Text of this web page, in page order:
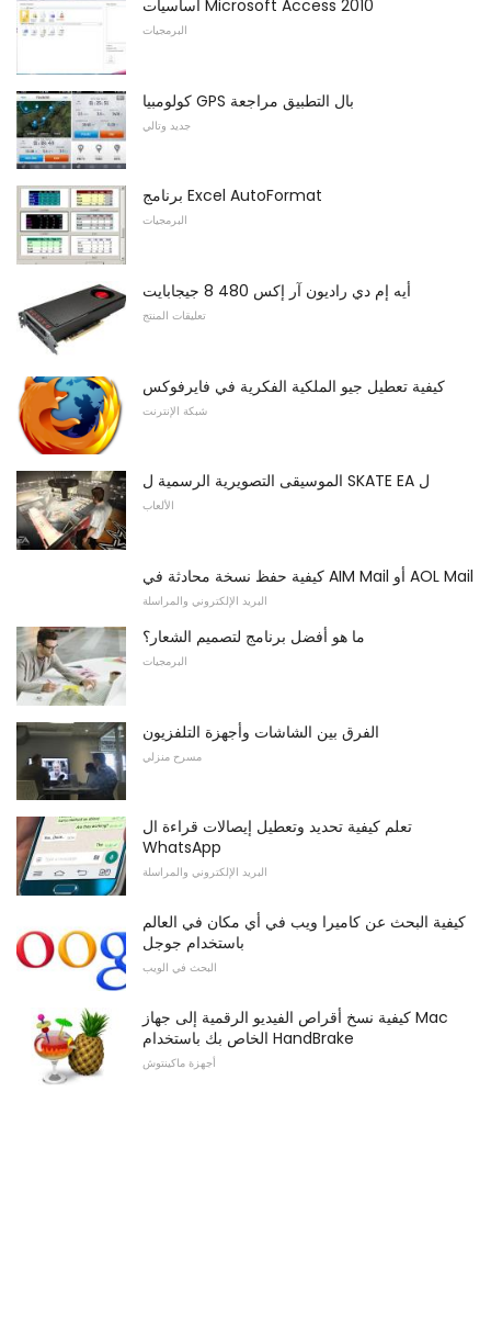
أساسيات Microsoft Access 2010
البرمجيات
كولومبيا GPS بال التطبيق مراجعة
جديد وتالي
برنامج Excel AutoFormat
البرمجيات
أيه إم دي راديون آر إكس 480 8 جيجابايت
تعليقات المنتج
كيفية تعطيل جيو الملكية الفكرية في فايرفوكس
شبكة الإنترنت
الموسيقى التصويرية الرسمية ل SKATE EA ل
الألعاب
كيفية حفظ نسخة محادثة في AIM Mail أو AOL Mail
البريد الإلكتروني والمراسلة
ما هو أفضل برنامج لتصميم الشعار؟
البرمجيات
الفرق بين الشاشات وأجهزة التلفزيون
مسرح منزلي
تعلم كيفية تحديد وتعطيل إيصالات قراءة ال
WhatsApp
البريد الإلكتروني والمراسلة
كيفية البحث عن كاميرا ويب في أي مكان في العالم
باستخدام جوجل
البحث في الويب
كيفية نسخ أقراص الفيديو الرقمية إلى جهاز Mac
الخاص بك باستخدام HandBrake
أجهزة ماكينتوش